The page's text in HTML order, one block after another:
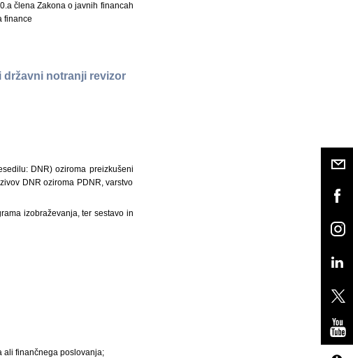
člena Zakona o javnih financah
finance
notranji revizor
DNR) oziroma preizkušeni
DNR oziroma PDNR, varstvo
izobraževanja, ter sestavo in
ali finančnega poslovanja;